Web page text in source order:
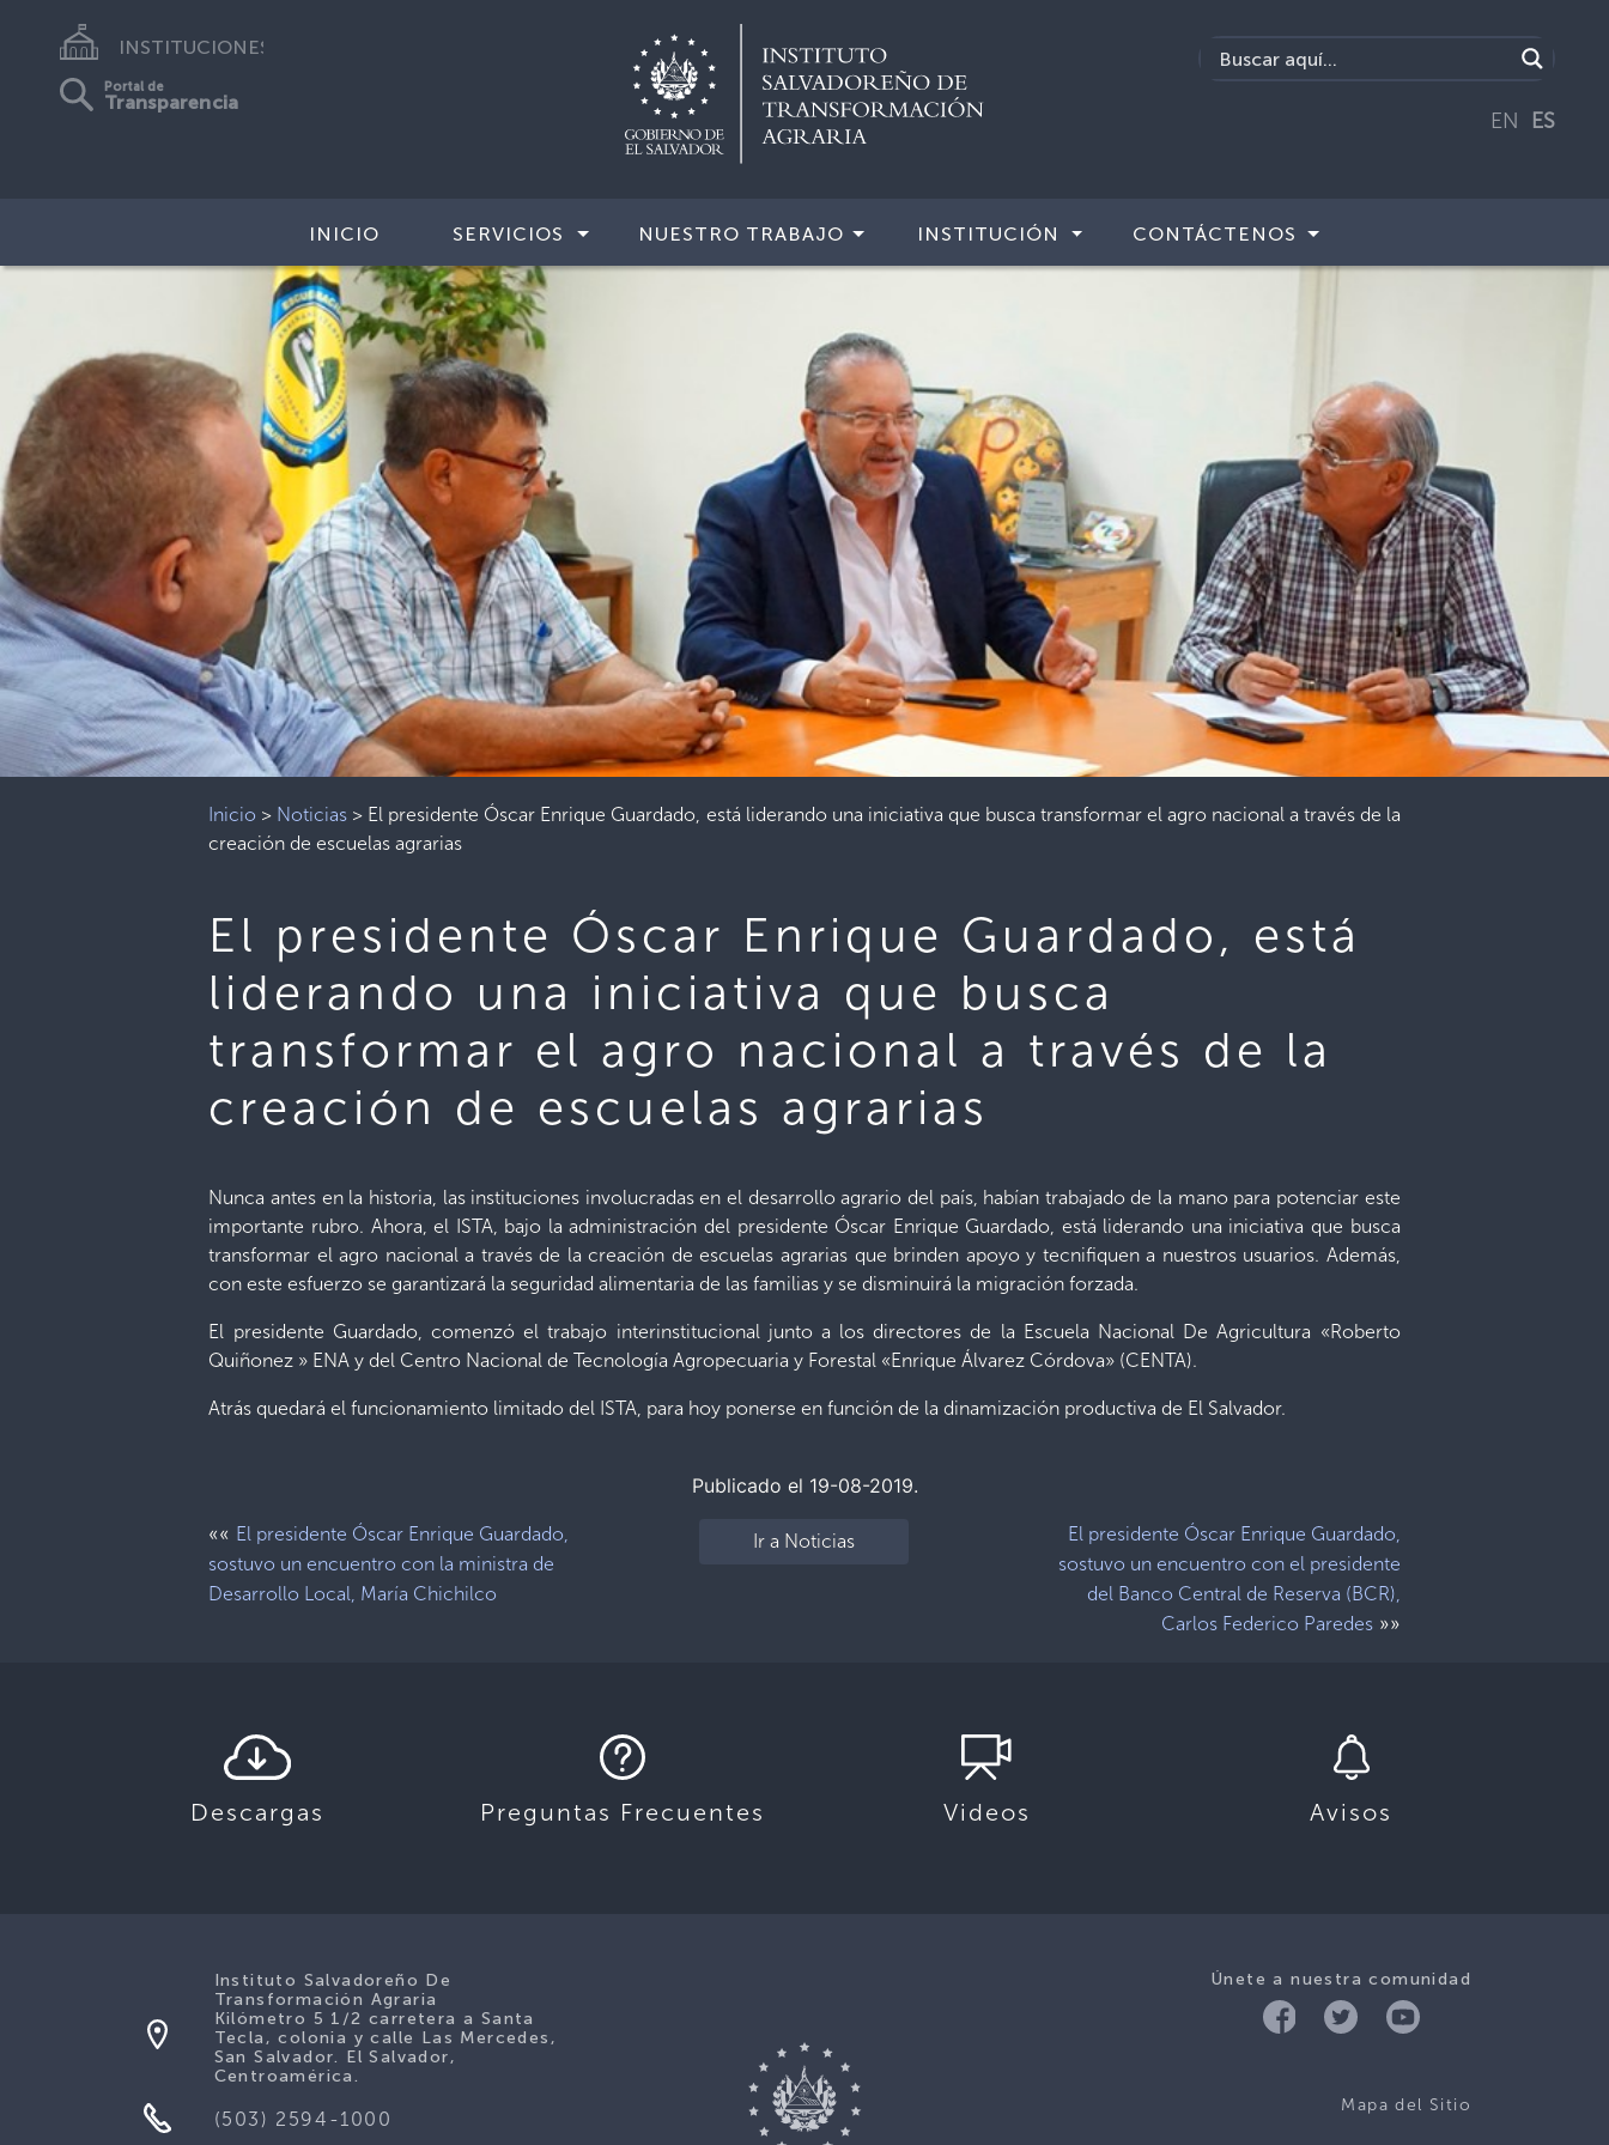
INSTITUCIONES
Portal de
Transparencia
EN ES
INICIO SERVICIOS NUESTRO TRABAJO INSTITUCIÓN CONTÁCTENOS
Inicio > Noticias > El presidente Óscar Enrique Guardado, está liderando una iniciativa que busca transformar el agro nacional a través de la
creación de escuelas agrarias
El presidente Óscar Enrique Guardado, está
liderando una iniciativa que busca
transformar el agro nacional a través de la
creación de escuelas agrarias
Nunca antes en la historia, las instituciones involucradas en el desarrollo agrario del país, habían trabajado de la mano para potenciar este
importante rubro. Ahora, el ISTA, bajo la administración del presidente Óscar Enrique Guardado, está liderando una iniciativa que busca
transformar el agro nacional a través de la creación de escuelas agrarias que brinden apoyo y tecnifiquen a nuestros usuarios. Además,
con este esfuerzo se garantizará la seguridad alimentaria de las familias y se disminuirá la migración forzada.
El presidente Guardado, comenzó el trabajo interinstitucional junto a los directores de la Escuela Nacional De Agricultura «Roberto
Quiñonez » ENA y del Centro Nacional de Tecnología Agropecuaria y Forestal «Enrique Álvarez Córdova» (CENTA).
Atrás quedará el funcionamiento limitado del ISTA, para hoy ponerse en función de la dinamización productiva de El Salvador.
Publicado el 19-08-2019.
«« El presidente Óscar Enrique Guardado,
sostuvo un encuentro con la ministra de
Desarrollo Local, María Chichilco
Ir a Noticias
El presidente Óscar Enrique Guardado,
sostuvo un encuentro con el presidente
del Banco Central de Reserva (BCR),
Carlos Federico Paredes»»
Descargas Preguntas Frecuentes Videos Avisos
Únete a nuestra comunidad
Mapa del Sitio
Instituto Salvadoreño De
Transformación Agraria
Kilómetro 5 1/2 carretera a Santa
Tecla, colonia y calle Las Mercedes,
San Salvador. El Salvador,
Centroamérica.
(503) 2594-1000